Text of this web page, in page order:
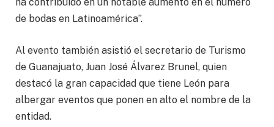
de bodas en Latinoamérica”.
Al evento también asistió el secretario de Turismo
de Guanajuato, Juan José Álvarez Brunel, quien
destacó la gran capacidad que tiene León para
albergar eventos que ponen en alto el nombre de la
entidad.